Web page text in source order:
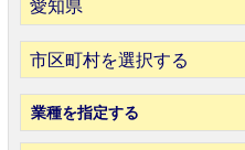
市区町村を選択する
業種を指定する